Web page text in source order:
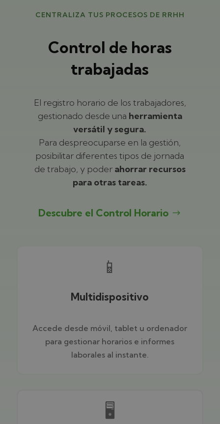
CENTRALIZA TUS PROCESOS DE RRHH
Control de horas
trabajadas
El registro horario de los trabajadores,
gestionado desde una herramienta
versátil y segura.
Para despreocuparse en la gestión,
posibilitar diferentes tipos de jornada
de trabajo, y poder ahorrar recursos
para otras tareas.
Descubre el Control Horario
📱
Multidispositivo
Accede desde móvil, tablet u ordenador
para gestionar horarios e informes
laborales al instante.
🖥️